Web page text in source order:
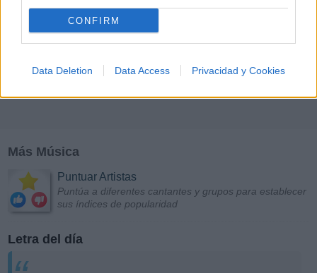
CONFIRM
Data Deletion Data Access Privacidad y Cookies
Más Música
Puntuar Artistas
Puntúa a diferentes cantantes y grupos para establecer
sus índices de popularidad
Letra del día